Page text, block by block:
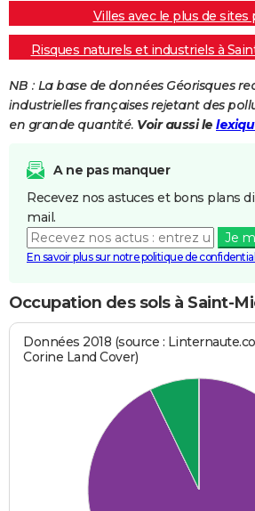
Avis de recherche
AVIS DE DÉCÈS
FORUM
Bricolage
Lifestyle
Culture
Sport
Auto
Television
Voyage
Cinema
Villes avec le plus de sites
Risques naturels et industriels à
NB : La base de données Géorisques
industrielles françaises rejetant des
en grande quantité. Voir aussi le
A ne pas manquer
Recevez nos astuces et bons plans
mail.
Je
En savoir plus sur notre politique de
Occupation des sols à Saint-
Données 2018 (source :
Corine Land Cover)